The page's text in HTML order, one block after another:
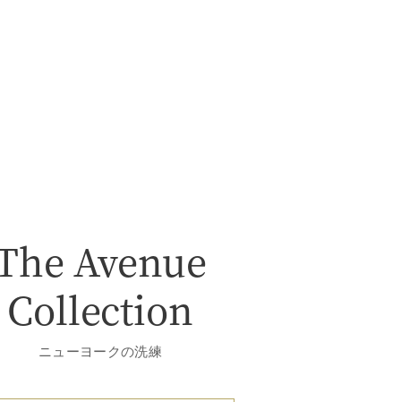
Avenue
Collection
ニューヨークの洗練